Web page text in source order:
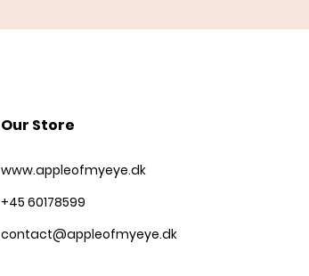
Our Store
www.appleofmyeye.dk
+45 60178599
contact@appleofmyeye.dk